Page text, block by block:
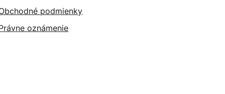
podmienky
oznámenie